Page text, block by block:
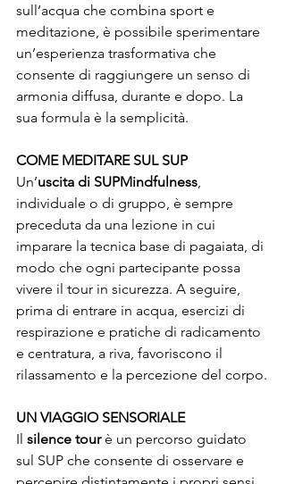
sull’acqua che combina sport e
meditazione, è possibile sperimentare
un’esperienza trasformativa che
consente di raggiungere un senso di
armonia diffusa, durante e dopo. La
sua formula è la semplicità.
COME MEDITARE SUL SUP
Un’uscita di SUPMindfulness
individuale o di gruppo, è sempre
preceduta da una lezione in cui
imparare la tecnica base di pagaiata, di
modo che ogni partecipante possa
vivere il tour in sicurezza. A seguire,
prima di entrare in acqua, esercizi di
respirazione e pratiche di radicamento
e centratura, a riva, favoriscono il
rilassamento e la percezione del corpo.
UN VIAGGIO SENSORIALE
Il silence tour è un percorso guidato
sul SUP che consente di osservare e